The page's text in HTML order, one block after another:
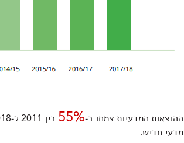
ההוצאות המדעיות צמחו ב-55%
מדעי חדיש.